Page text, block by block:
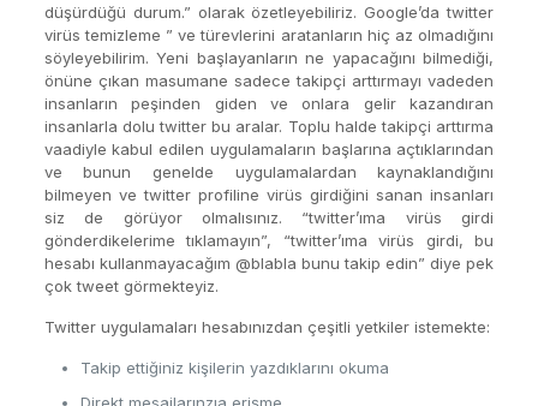
düşürdüğü durum.” olarak özetleyebiliriz. Google’da twitter
virüs temizleme ” ve türevlerini aratanların hiç az olmadığını
söyleyebilirim. Yeni başlayanların ne yapacağını bilmediği,
önüne çıkan masumane sadece takipçi arttırmayı vadeden
insanların peşinden giden ve onlara gelir kazandıran
insanlarla dolu twitter bu aralar. Toplu halde takipçi arttırma
vaadiyle kabul edilen uygulamaların başlarına açtıklarından
ve bunun genelde uygulamalardan kaynaklandığını
bilmeyen ve twitter profiline virüs girdiğini sanan insanları
siz de görüyor olmalısınız. “twitter’ıma virüs girdi
gönderdikelerime tıklamayın”, “twitter’ıma virüs girdi, bu
hesabı kullanmayacağım @blabla bunu takip edin” diye pek
çok tweet görmekteyiz.
Twitter uygulamaları hesabınızdan çeşitli yetkiler istemekte:
Takip ettiğiniz kişilerin yazdıklarını okuma